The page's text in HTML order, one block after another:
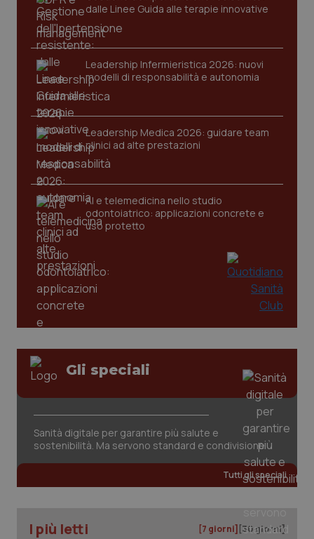
dalle Linee Guida alle terapie innovative
Leadership Infermieristica 2026: nuovi
modelli di responsabilità e autonomia
Leadership Medica 2026: guidare team
clinici ad alte prestazioni
AI e telemedicina nello studio
odontoiatrico: applicazioni concrete e
uso protetto
Gli speciali
Sanità digitale per garantire più salute e
sostenibilità. Ma servono standard e condivisione
Tutti gli speciali
I più letti [7 giorni] [30 giorni]
Nome
Fornitore /Dominio
VISITOR_PRIVACY_METADATA
CookieScriptConsent
CookieScript
www.quotidianosanita.it
tracking-sites-ironfish-
tracking-enable
www.quotidianosanita.it
session-id